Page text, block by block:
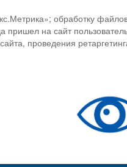
обработку
на сайт
проведения